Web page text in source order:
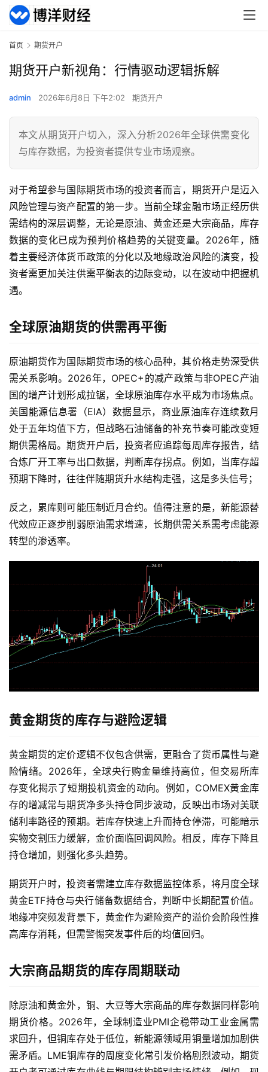
原
油
首页 期货开户
期货开户新视角：行情驱动逻辑拆解
admin 2026年6月8日 下午2:02 期货开户
本文从期货开户切入，深入分析2026年全球供需变化
与库存数据，为投资者提供专业市场观察。
对于希望参与国际期货市场的投资者而言，期货开户是迈入
风险管理与资产配置的第一步。当前全球金融市场正经历供
需结构的深层调整，无论是原油、黄金还是大宗商品，库存
数据的变化已成为预判价格趋势的关键变量。2026年，随
着主要经济体货币政策的分化以及地缘政治风险的演变，投
资者需更加关注供需平衡表的边际变动，以在波动中把握机
遇。
全球原油期货的供需再平衡
原油期货作为国际期货市场的核心品种，其价格走势深受供
需关系影响。2026年，OPEC+的减产政策与非OPEC产油
国的增产计划形成拉锯，全球原油库存水平成为市场焦点。
美国能源信息署（EIA）数据显示，商业原油库存连续数月
处于五年均值下方，但战略石油储备的补充节奏可能改变短
期供需格局。期货开户后，投资者应追踪每周库存报告，结
合炼厂开工率与出口数据，判断库存拐点。例如，当库存超
预期下降时，往往伴随期货升水结构走强，这是多头信号；
反之，累库则可能压制近月合约。值得注意的是，新能源替
代效应正逐步削弱原油需求增速，长期供需关系需考虑能源
转型的渗透率。
黄金期货的库存与避险逻辑
黄金期货的定价逻辑不仅包含供需，更融合了货币属性与避
险情绪。2026年，全球央行购金量维持高位，但交易所库
存变化揭示了短期投机资金的动向。例如，COMEX黄金库
存的增减常与期货净多头持仓同步波动，反映出市场对美联
储利率路径的预期。若库存快速上升而持仓停滞，可能暗示
实物交割压力缓解，金价面临回调风险。相反，库存下降且
持仓增加，则强化多头趋势。
期货开户时，投资者需建立库存数据监控体系，将月度全球
黄金ETF持仓与央行储备数据结合，判断中长期配置价值。
地缘冲突频发背景下，黄金作为避险资产的溢价会阶段性推
高库存消耗，但需警惕突发事件后的均值回归。
大宗商品期货的库存周期联动
除原油和黄金外，铜、大豆等大宗商品的库存数据同样影响
期货价格。2026年，全球制造业PMI企稳带动工业金属需
求回升，但铜库存处于低位，新能源领域用铜量增加加剧供
需矛盾。LME铜库存的周度变化常引发价格剧烈波动，期货